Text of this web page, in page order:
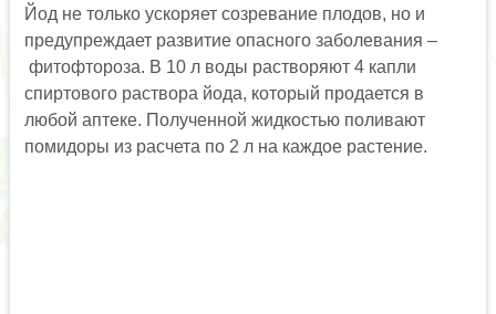
Йод не только ускоряет созревание плодов, но и
предупреждает развитие опасного заболевания –
фитофтороза. В 10 л воды растворяют 4 капли
спиртового раствора йода, который продается в
любой аптеке. Полученной жидкостью поливают
помидоры из расчета по 2 л на каждое растение.